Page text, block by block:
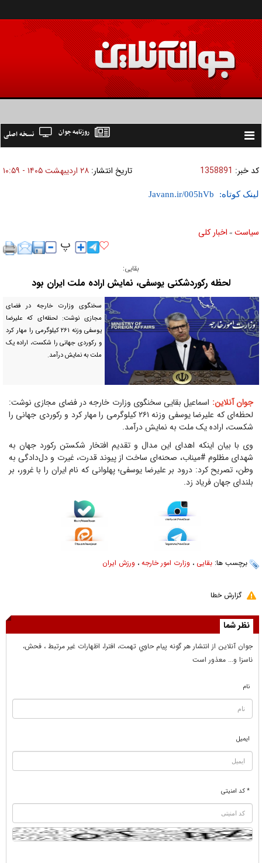
Toggle
نسخه اصلی روزنامه جوان
کد خبر: 1358891 تاریخ انتشار: ۲۸ ارديبهشت ۱۴۰۵ - ۱۰:۵۹
لینک کوتاه:
سیاست » اخبار کلی
بقایی:
لحظه رکوردشکنی یوسفی، نمایش اراده ملت ایران بود
سخنگوی وزارت خارجه در فضای
مجازی نوشت: لحظه‌ای که علیرضا
یوسفی وزنه ۲۶۱ کیلوگرمی را مهار کرد
و رکوردی جهانی را شکست، اراده یک
ملت به نمایش درآمد.
جوان آنلاین: اسماعیل بقایی سخنگوی وزارت خارجه در فضای مجازی نوشت:
‏لحظه‌ای که علیرضا یوسفی وزنه ۲۶۱ کیلوگرمی را مهار کرد و رکوردی جهانی را
شکست، اراده یک ملت به نمایش درآمد.
وی با بیان اینکه اهدای این مدال و تقدیم افتخار شکستن رکورد جهان به
شهدای مظلوم ‎#میناب، صحنه‌ای ساخت از پیوند قدرت، غیرت و دل‌دادگی به
وطن، تصریح کرد: درود بر علیرضا یوسفی؛ پهلوانی که نام ایران را با غرور، بر
بلندای جهان فریاد زد.
برچسب ها: بقایی ، وزارت امور خارجه ، ورزش ایران
گزارش خطا
نظر شما
جوان آنلاين از انتشار هر گونه پيام حاوي تهمت، افترا، اظهارات غير مرتبط ، فحش،
ناسزا و... معذور است
نام
ایمیل
* کد امنیتی